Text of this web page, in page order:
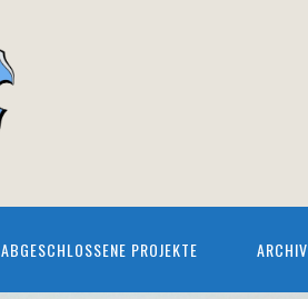
ABGESCHLOSSENE PROJEKTE ARCHIV